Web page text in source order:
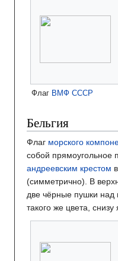
Флаг ВМФ СССР
Бельгия
Флаг морского
собой прямоугольное
андреевским крестом
(симметрично). В
две чёрные пушки над
такого же цвета, снизу